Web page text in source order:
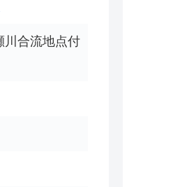
川合流地点付